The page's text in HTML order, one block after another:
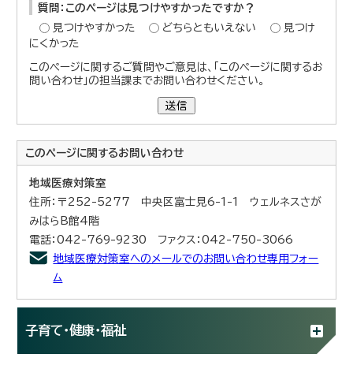
質問：このページは見つけやすかったですか？
見つけやすかった
どちらともいえない
見つけ
にくかった
このページに関するご質問やご意見は、「このページに関するお
問い合わせ」の担当課までお問い合わせください。
送信
このページに関するお問い合わせ
地域医療対策室
住所：〒252-5277 中央区富士見6-1-1 ウェルネスさが
みはらB館4階
電話：042-769-9230 ファクス：042-750-3066
地域医療対策室へのメールでのお問い合わせ専用フォー
ム
子育て・健康・福祉